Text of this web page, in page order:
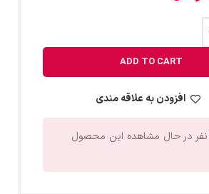
ADD TO CART
افزودن به علاقه مندی
نفر در حال مشاهده این محصول